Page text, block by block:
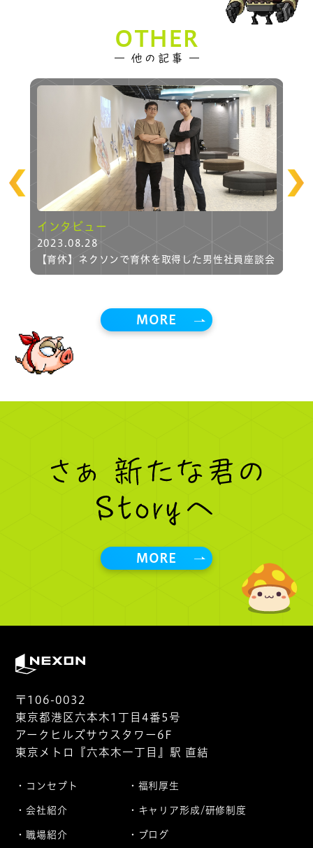
OTHER
インタビュー
2023.08.28
【育休】ネクソンで育休を取得した男性社員座談会
MORE
MORE
〒106-0032
東京都港区六本木1丁目4番5号
アークヒルズサウスタワー6F
東京メトロ『六本木一丁目』駅 直結
コンセプト
会社紹介
職場紹介
福利厚生
キャリア形成/研修制度
ブログ